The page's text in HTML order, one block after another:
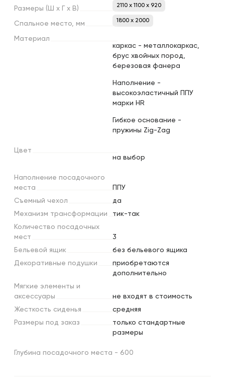
Размеры (Ш х х В) 2110 x 1100 x 920
Спальное место, мм 1800 х 2000
Материал
каркас - металлокаркас,
брус хвойных пород,
березовая фанера
Наполнение -
высокоэластичный ППУ
марки HR
Гибкое основание -
пружины Zig-Zag
Цвет
на выбор
Наполнение посадочного
места
ППУ
Съемный чехол
да
Механизм трансформации
тик-так
Количество посадочных
мест
3
Бельевой ящик
без бельевого ящика
Декоративные подушки
приобретаются
дополнительно
Мягкие элементы и
аксессуары
не входят в стоимость
Жесткость сиденья
средняя
Размеры под заказ
только стандартные
размеры
Глубина посадочного места - 600